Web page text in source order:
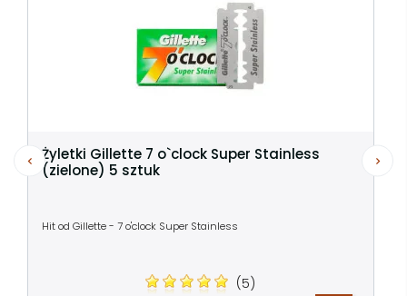
Żyletki Gillette 7 o`clock Super Stainless
(zielone) 5 sztuk
Hit od Gillette - 7 o'clock Super Stainless
(5)